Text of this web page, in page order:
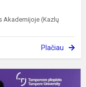
Akademijoje (Kazlų
Plačiau